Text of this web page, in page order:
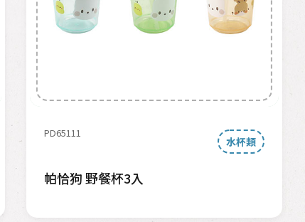
PD65111
水杯類
帕恰狗 野餐杯3入